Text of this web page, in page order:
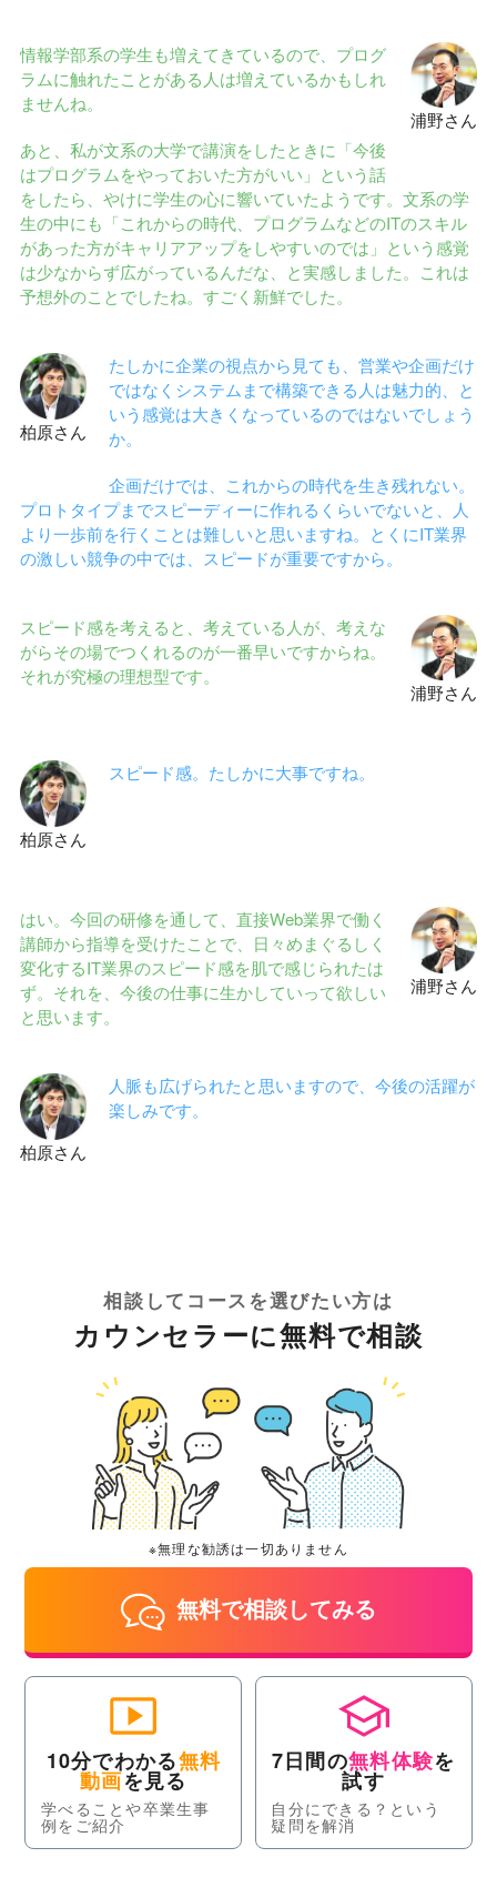
浦野さん
情報学部系の学生も増えてきているので、プログ
ラムに触れたことがある人は増えているかもしれ
ませんね。
あと、私が文系の大学で講演をしたときに「今後
はプログラムをやっておいた方がいい」という話
をしたら、やけに学生の心に響いていたようです。文系の学
生の中にも「これからの時代、プログラムなどのITのスキル
があった方がキャリアアップをしやすいのでは」という感覚
は少なからず広がっているんだな、と実感しました。これは
予想外のことでしたね。すごく新鮮でした。
柏原さん
たしかに企業の視点から見ても、営業や企画だけ
ではなくシステムまで構築できる人は魅力的、と
いう感覚は大きくなっているのではないでしょう
か。
企画だけでは、これからの時代を生き残れない。
プロトタイプまでスピーディーに作れるくらいでないと、人
より一歩前を行くことは難しいと思いますね。とくにIT業界
の激しい競争の中では、スピードが重要ですから。
浦野さん
スピード感を考えると、考えている人が、考えな
がらその場でつくれるのが一番早いですからね。
それが究極の理想型です。
柏原さん
スピード感。たしかに大事ですね。
浦野さん
はい。今回の研修を通して、直接Web業界で働く
講師から指導を受けたことで、日々めまぐるしく
変化するIT業界のスピード感を肌で感じられたは
ず。それを、今後の仕事に生かしていって欲しい
と思います。
柏原さん
人脈も広げられたと思いますので、今後の活躍が
楽しみです。
相談してコースを選びたい方は
カウンセラーに無料で相談
※無理な勧誘は一切ありません
無料で相談してみる
10分でわかる無料
動画を見る
学べることや卒業生事
例をご紹介
7日間の無料体験を
試す
自分にできる？という
疑問を解消